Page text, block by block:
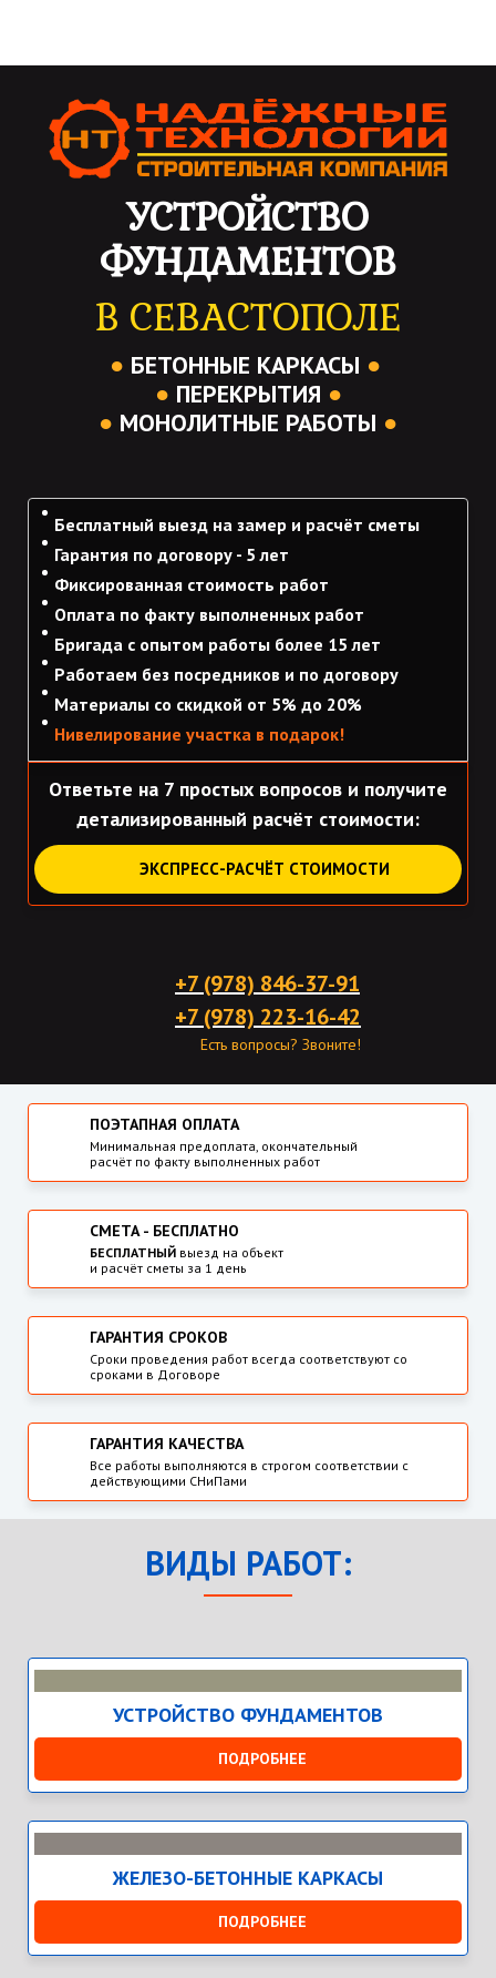
УСТРОЙСТВО
ФУНДАМЕНТОВ
В СЕВАСТОПОЛЕ
● БЕТОННЫЕ КАРКАСЫ ●
● ПЕРЕКРЫТИЯ ●
● МОНОЛИТНЫЕ РАБОТЫ ●
Бесплатный выезд на замер и расчёт сметы
Гарантия по договору - 5 лет
Фиксированная стоимость работ
Оплата по факту выполненных работ
Бригада с опытом работы более 15 лет
Работаем без посредников и по договору
Материалы со скидкой от 5% до 20%
Нивелирование участка в подарок!
Ответьте на 7 простых вопросов и получите
детализированный расчёт стоимости:
ЭКСПРЕСС-РАСЧЁТ СТОИМОСТИ
+7 (978) 846-37-91
+7 (978) 223-16-42
Есть вопросы? Звоните!
ПОЭТАПНАЯ ОПЛАТА
Минимальная предоплата, окончательный
расчёт по факту выполненных работ
СМЕТА - БЕСПЛАТНО
БЕСПЛАТНЫЙ выезд на объект
и расчёт сметы за 1 день
ГАРАНТИЯ СРОКОВ
Сроки проведения работ всегда соответствуют со
сроками в Договоре
ГАРАНТИЯ КАЧЕСТВА
Все работы выполняются в строгом соответствии с
действующими СНиПами
ВИДЫ РАБОТ:
УСТРОЙСТВО ФУНДАМЕНТОВ
ПОДРОБНЕЕ
ЖЕЛЕЗО-БЕТОННЫЕ КАРКАСЫ
ПОДРОБНЕЕ